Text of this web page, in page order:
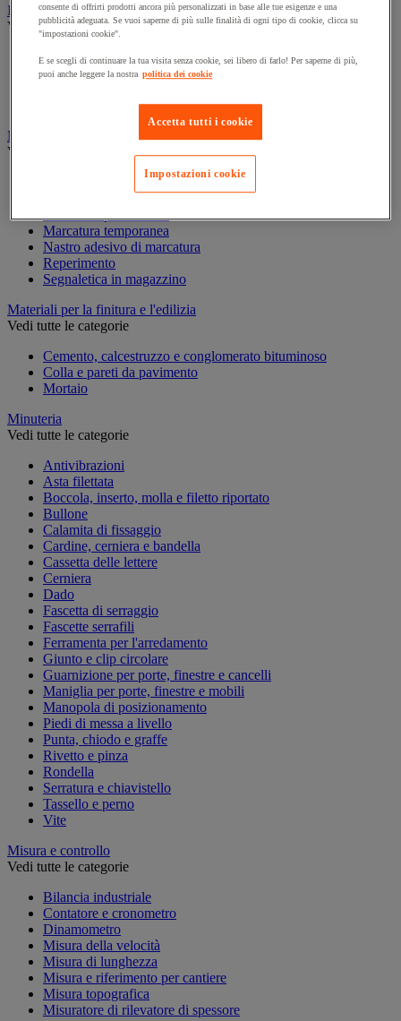
Ingrassaggio e lubrificazione
Vedi tutte le categorie
Anti-aderente
Attrezzi per lubrificazione
Lubrificante e sbloccante
Marcatura
Vedi tutte le categorie
Marcatura industriale
Marcatura temporanea
Nastro adesivo di marcatura
Reperimento
Segnaletica in magazzino
Materiali per la finitura e l'edilizia
Vedi tutte le categorie
Cemento, calcestruzzo e conglomerato bituminoso
Colla e pareti da pavimento
Mortaio
Minuteria
Vedi tutte le categorie
Antivibrazioni
Asta filettata
Boccola, inserto, molla e filetto riportato
Bullone
Calamita di fissaggio
Cardine, cerniera e bandella
Cassetta delle lettere
Cerniera
Dado
Fascetta di serraggio
Fascette serrafili
Ferramenta per l'arredamento
Giunto e clip circolare
Guarnizione per porte, finestre e cancelli
Maniglia per porte, finestre e mobili
Manopola di posizionamento
Piedi di messa a livello
Punta, chiodo e graffe
Rivetto e pinza
Rondella
Serratura e chiavistello
Tassello e perno
Vite
Misura e controllo
Vedi tutte le categorie
Bilancia industriale
Contatore e cronometro
Dinamometro
Misura della velocità
Misura di lunghezza
Misura e riferimento per cantiere
Misura topografica
Misuratore di rilevatore di spessore
consente di offrirti prodotti ancora più personalizzati in base alle tue esigenze e una
pubblicità adeguata. Se vuoi saperne di più sulle finalità di ogni tipo di cookie, clicca su
"impostazioni cookie".
E se scegli di continuare la tua visita senza cookie, sei libero di farlo! Per saperne di più,
puoi anche leggere la nostra politica dei cookie
Accetta tutti i cookie
Impostazioni cookie